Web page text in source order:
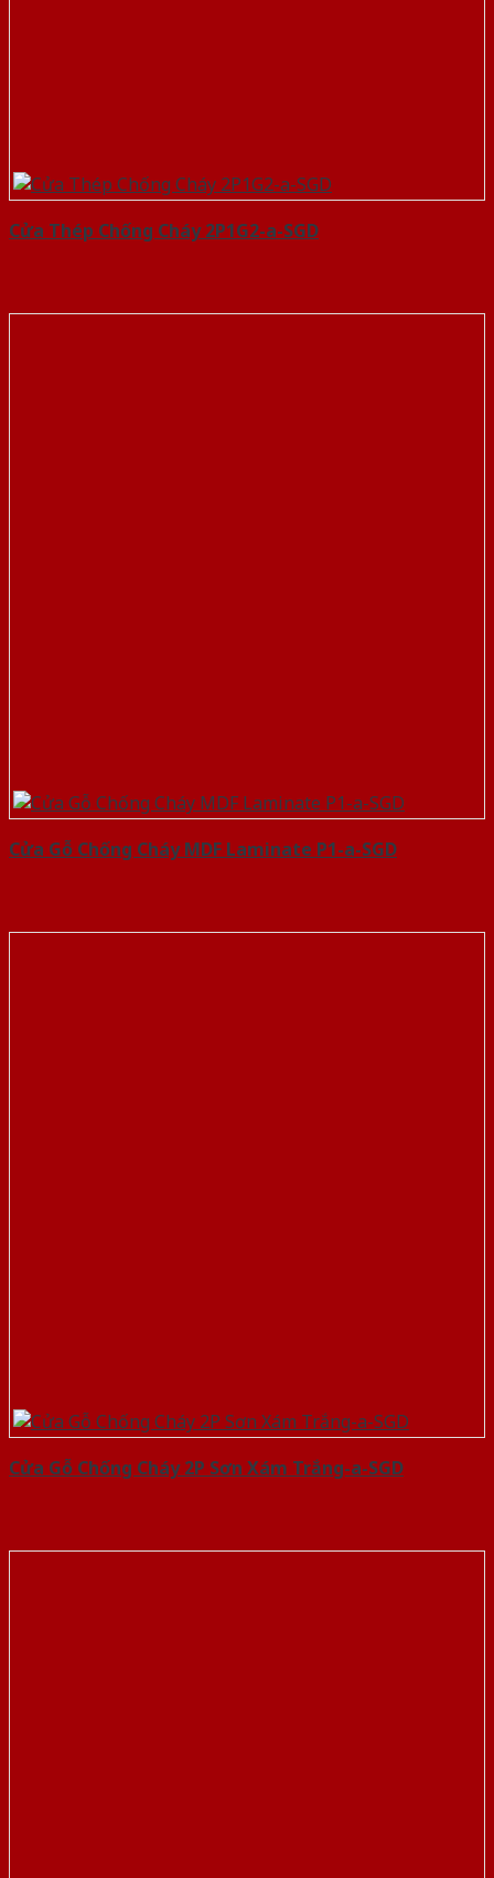
Cửa Thép Chống Cháy 2P1G2-a-SGD
Cửa Gỗ Chống Cháy MDF Laminate P1-a-SGD
Cửa Gỗ Chống Cháy 2P Sơn Xám Trắng-a-SGD